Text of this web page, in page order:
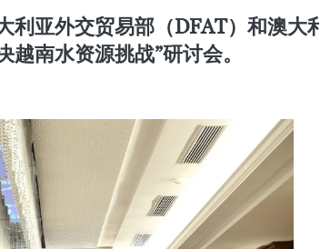
利亚外交贸易部（DFAT）和澳大
南水资源挑战”研讨会。